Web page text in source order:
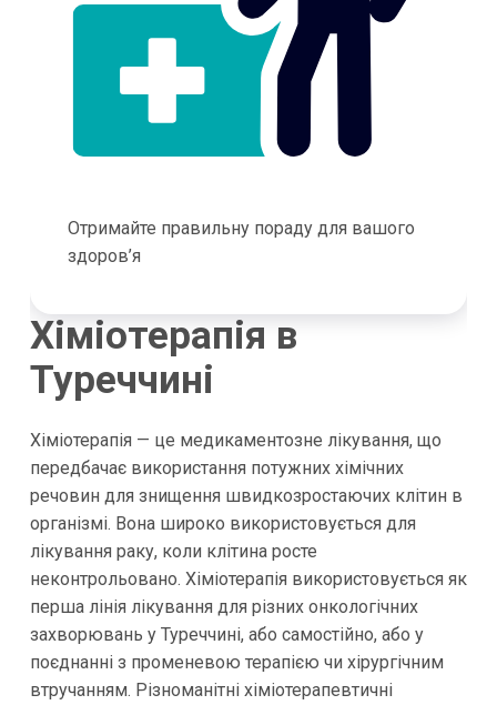
Отримайте правильну пораду для вашого
здоров’я
Хіміотерапія в
Туреччині
Хіміотерапія — це медикаментозне лікування, що
передбачає використання потужних хімічних
речовин для знищення швидкозростаючих клітин в
організмі. Вона широко використовується для
лікування раку, коли клітина росте
неконтрольовано. Хіміотерапія використовується як
перша лінія лікування для різних онкологічних
захворювань у Туреччині, або самостійно, або у
поєднанні з променевою терапією чи хірургічним
втручанням. Різноманітні хіміотерапевтичні